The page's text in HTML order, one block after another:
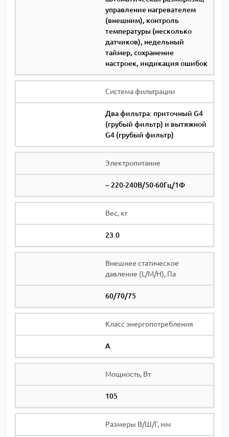
управление нагревателем
(внешним), контроль
температуры (несколько
датчиков), недельный
таймер, сохранение
настроек, индикация ошибок
Система фильтрации
Два фильтра: приточный G4
(грубый фильтр) и вытяжной
G4 (грубый фильтр)
Электропитание
~ 220-240В/50-60Гц/1Ф
Вес, кг
23.0
Внешнее статическое
давление (L/M/H), Па
60/70/75
Класс энергопотребления
A
Мощность, Вт
105
Размеры В/Ш/Г, мм